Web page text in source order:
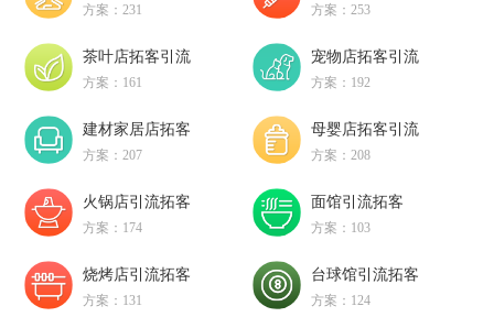
方案：231 方案：253
茶叶店拓客引流
方案：161
宠物店拓客引流
方案：192
建材家居店拓客
方案：207
母婴店拓客引流
方案：208
火锅店引流拓客
方案：174
面馆引流拓客
方案：103
烧烤店引流拓客
方案：131
台球馆引流拓客
方案：124